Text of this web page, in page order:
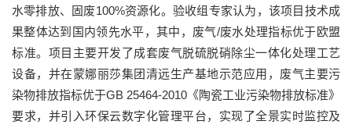
水零排放、固废100%资源化。验收组专家认为，该项目技术成
果整体达到国内领先水平，其中，废气/废水处理指标优于欧盟
标准。项目主要开发了成套废气脱硫脱硝除尘一体化处理工艺
设备，并在蒙娜丽莎集团清远生产基地示范应用，废气主要污
染物排放指标优于GB 25464-2010《陶瓷工业污染物排放标准》
要求，并引入环保云数字化管理平台，实现了全景实时监控及